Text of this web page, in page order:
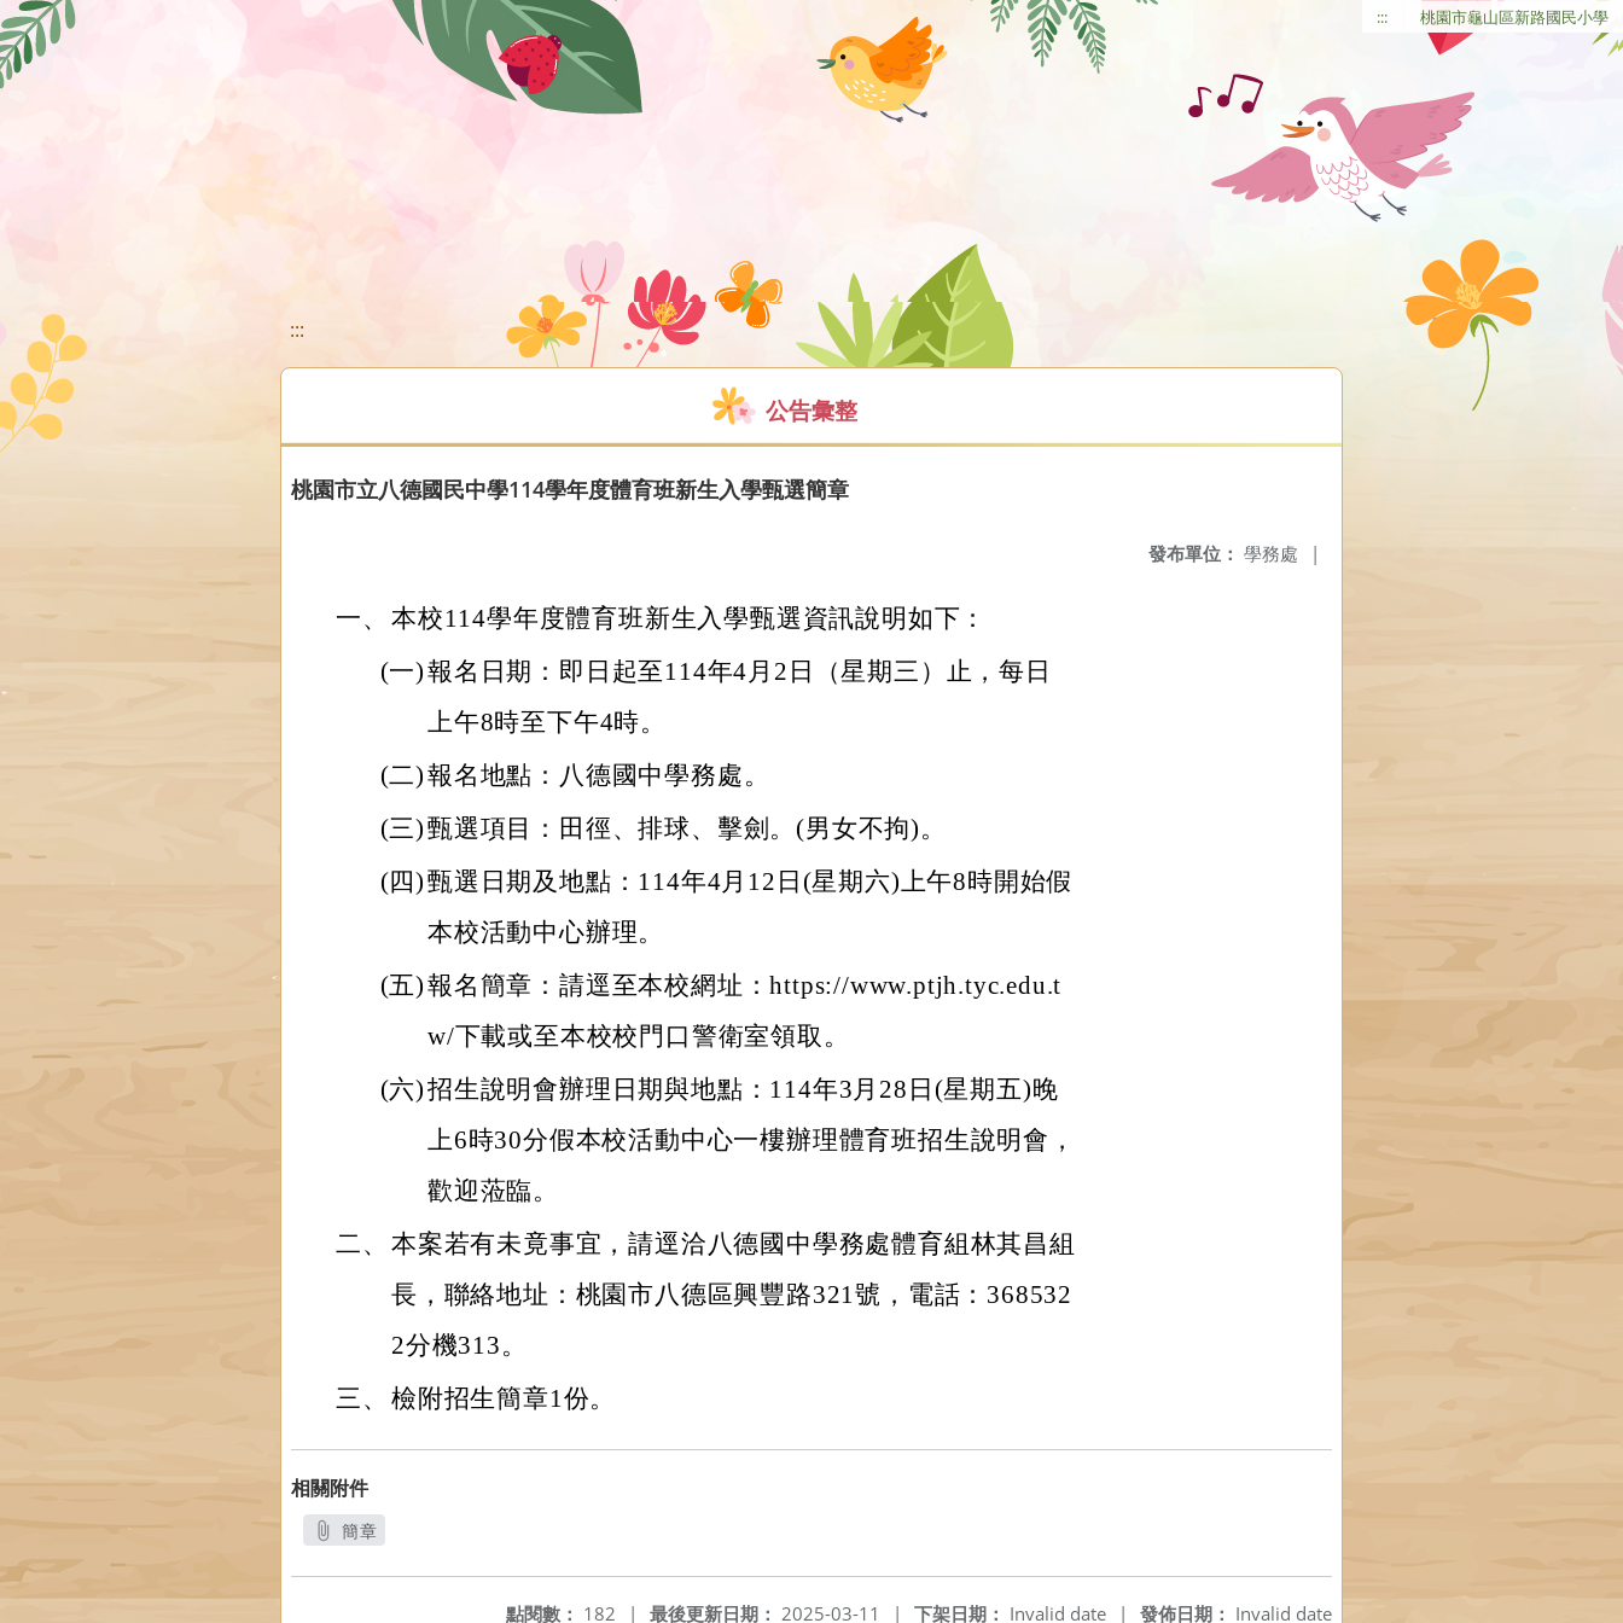
移至網頁之主要內容區位置 ::: 桃園市龜山區新路國民小學
:::
公告彙整
桃園市立八德國民中學114學年度體育班新生入學甄選簡章
發布單位： 學務處 |
一、 本校114學年度體育班新生入學甄選資訊說明如下：
(一)報名日期：即日起至114年4月2日（星期三）止，每日
上午8時至下午4時。
(二)報名地點：八德國中學務處。
(三)甄選項目：田徑、排球、擊劍。(男女不拘)。
(四)甄選日期及地點：114年4月12日(星期六)上午8時開始假
本校活動中心辦理。
(五)報名簡章：請逕至本校網址：https://www.ptjh.tyc.edu.t
w/下載或至本校校門口警衛室領取。
(六)招生說明會辦理日期與地點：114年3月28日(星期五)晚
上6時30分假本校活動中心一樓辦理體育班招生說明會，
歡迎蒞臨。
二、 本案若有未竟事宜，請逕洽八德國中學務處體育組林其昌組
長，聯絡地址：桃園市八德區興豐路321號，電話：368532
2分機313。
三、 檢附招生簡章1份。
相關附件
簡章
發佈日期： Invalid date
下架日期： Invalid date |
最後更新日期： 2025-03-11 |
點閱數： 182 |